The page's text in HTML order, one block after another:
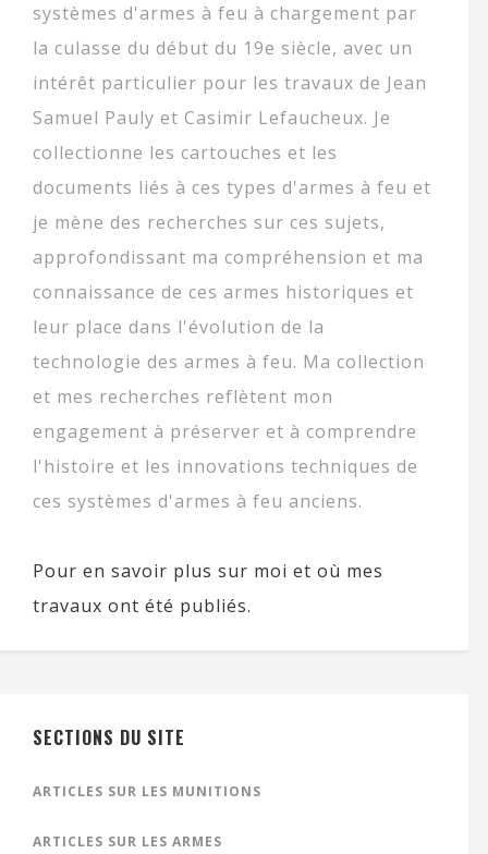
systèmes d'armes à feu à chargement par
la culasse du début du 19e siècle, avec un
intérêt particulier pour les travaux de Jean
Samuel Pauly et Casimir Lefaucheux. Je
collectionne les cartouches et les
documents liés à ces types d'armes à feu et
je mène des recherches sur ces sujets,
approfondissant ma compréhension et ma
connaissance de ces armes historiques et
leur place dans l'évolution de la
technologie des armes à feu. Ma collection
et mes recherches reflètent mon
engagement à préserver et à comprendre
l'histoire et les innovations techniques de
ces systèmes d'armes à feu anciens.
Pour en savoir plus sur moi et où mes
travaux ont été publiés.
SECTIONS DU SITE
ARTICLES SUR LES MUNITIONS
ARTICLES SUR LES ARMES